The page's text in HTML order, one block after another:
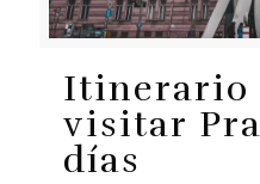
Itinerario
visitar
días